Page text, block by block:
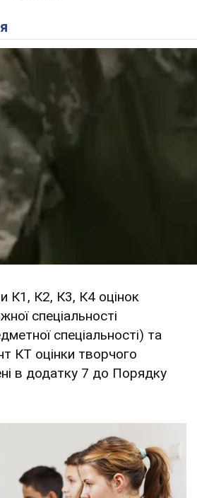
К1, К2, К3, К4 оцінок
спеціальності
спеціальності) та
КТ оцінки творчого
в додатку 7 до Порядку